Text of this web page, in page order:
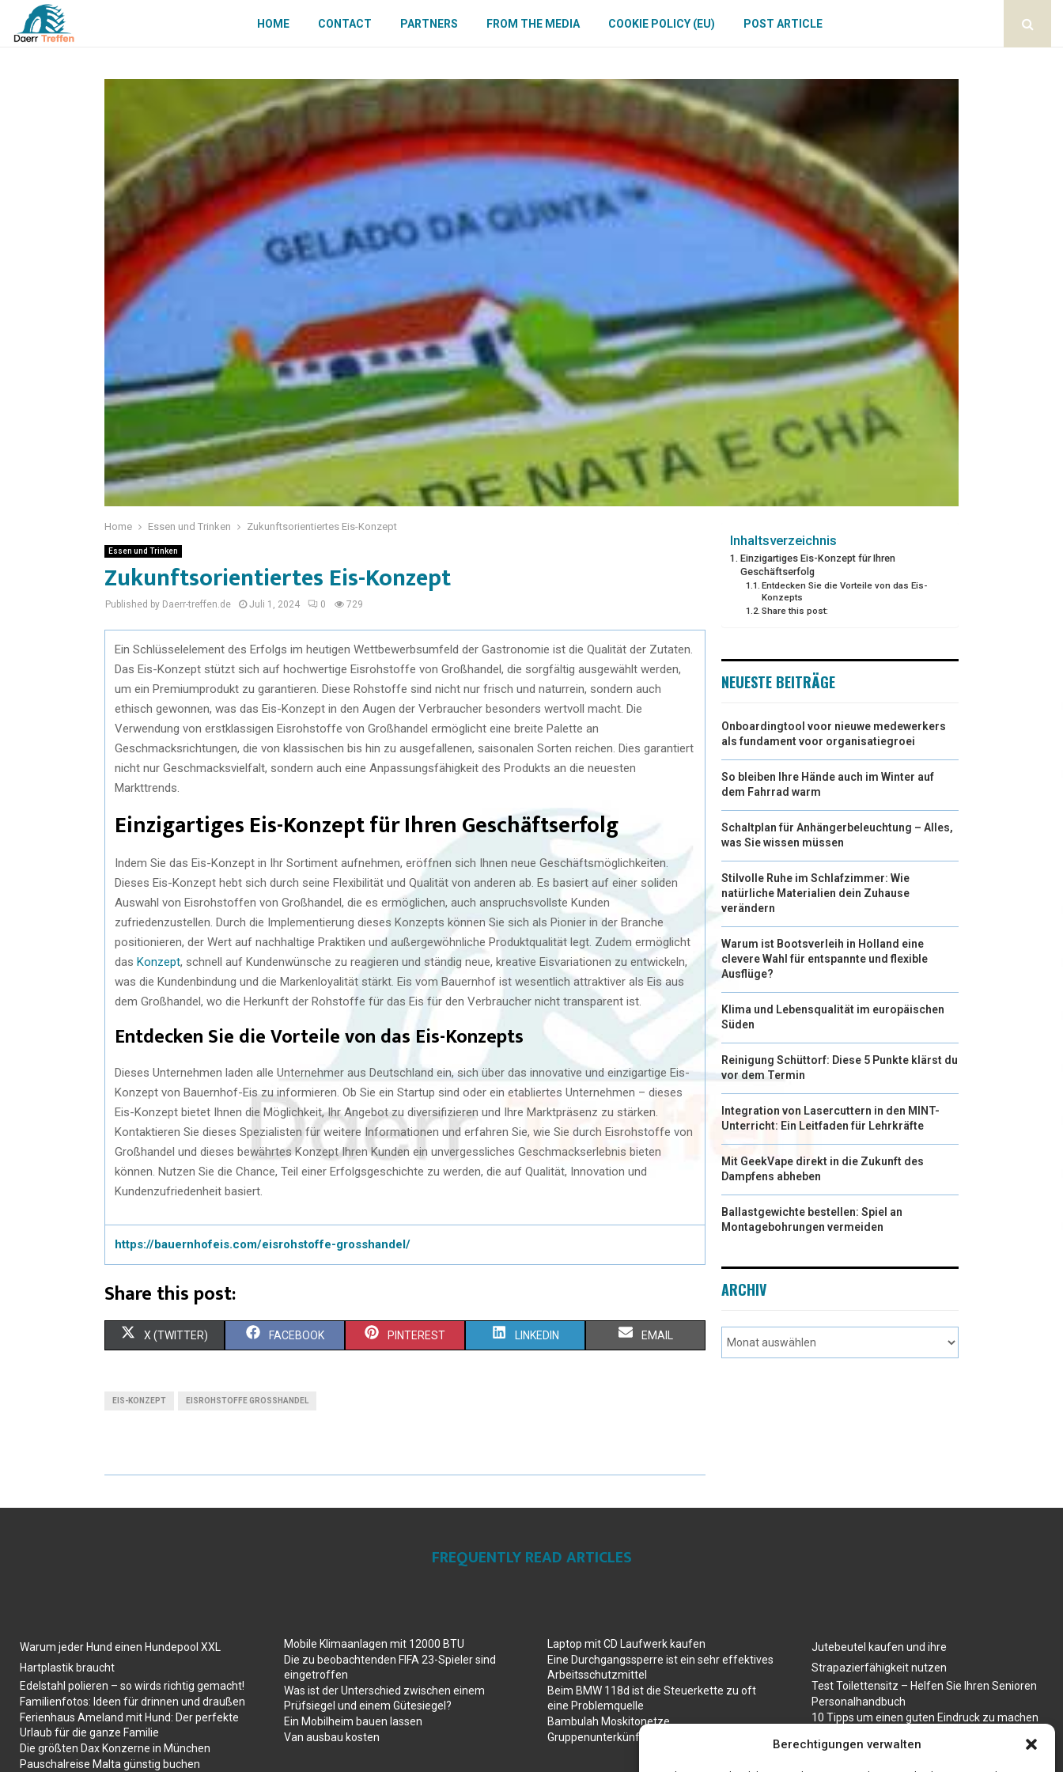
Berechtigungen verwalten
HOME CONTACT PARTNERS FROM THE MEDIA COOKIE POLICY (EU) POST ARTICLE
Home Essen und Trinken Zukunftsorientiertes Eis-Konzept
Essen und Trinken
Zukunftsorientiertes Eis-Konzept
Published by Daerr-treffen.de Juli 1, 2024 0 729
Ein Schlüsselelement des Erfolgs im heutigen Wettbewerbsumfeld der Gastronomie ist die Qualität der Zutaten.
Das Eis-Konzept stützt sich auf hochwertige Eisrohstoffe von Großhandel, die sorgfältig ausgewählt werden,
um ein Premiumprodukt zu garantieren. Diese Rohstoffe sind nicht nur frisch und naturrein, sondern auch
ethisch gewonnen, was das Eis-Konzept in den Augen der Verbraucher besonders wertvoll macht. Die
Verwendung von erstklassigen Eisrohstoffe von Großhandel ermöglicht eine breite Palette an
Geschmacksrichtungen, die von klassischen bis hin zu ausgefallenen, saisonalen Sorten reichen. Dies garantiert
nicht nur Geschmacksvielfalt, sondern auch eine Anpassungsfähigkeit des Produkts an die neuesten
Markttrends.
Einzigartiges Eis-Konzept für Ihren Geschäftserfolg
Indem Sie das Eis-Konzept in Ihr Sortiment aufnehmen, eröffnen sich Ihnen neue Geschäftsmöglichkeiten.
Dieses Eis-Konzept hebt sich durch seine Flexibilität und Qualität von anderen ab. Es basiert auf einer soliden
Auswahl von Eisrohstoffen von Großhandel, die es ermöglichen, auch anspruchsvollste Kunden
zufriedenzustellen. Durch die Implementierung dieses Konzepts können Sie sich als Pionier in der Branche
positionieren, der Wert auf nachhaltige Praktiken und außergewöhnliche Produktqualität legt. Zudem ermöglicht
das Konzept, schnell auf Kundenwünsche zu reagieren und ständig neue, kreative Eisvariationen zu entwickeln,
was die Kundenbindung und die Markenloyalität stärkt. Eis vom Bauernhof ist wesentlich attraktiver als Eis aus
dem Großhandel, wo die Herkunft der Rohstoffe für das Eis für den Verbraucher nicht transparent ist.
Entdecken Sie die Vorteile von das Eis-Konzepts
Dieses Unternehmen laden alle Unternehmer aus Deutschland ein, sich über das innovative und einzigartige Eis-
Konzept von Bauernhof-Eis zu informieren. Ob Sie ein Startup sind oder ein etabliertes Unternehmen – dieses
Eis-Konzept bietet Ihnen die Möglichkeit, Ihr Angebot zu diversifizieren und Ihre Marktpräsenz zu stärken.
Kontaktieren Sie dieses Spezialisten für weitere Informationen und erfahren Sie, wie Sie durch Eisrohstoffe von
Großhandel und dieses bewährtes Konzept Ihren Kunden ein unvergessliches Geschmackserlebnis bieten
können. Nutzen Sie die Chance, Teil einer Erfolgsgeschichte zu werden, die auf Qualität, Innovation und
Kundenzufriedenheit basiert.
https://bauernhofeis.com/eisrohstoffe-grosshandel/
Share this post:
X (TWITTER) FACEBOOK PINTEREST LINKEDIN EMAIL
EIS-KONZEPT EISROHSTOFFE GROSSHANDEL
Inhaltsverzeichnis
Einzigartiges Eis-Konzept für Ihren
Geschäftserfolg
Entdecken Sie die Vorteile von das Eis-
Konzepts
Share this post:
NEUESTE BEITRÄGE
Onboardingtool voor nieuwe medewerkers
als fundament voor organisatiegroei
So bleiben Ihre Hände auch im Winter auf
dem Fahrrad warm
Schaltplan für Anhängerbeleuchtung – Alles,
was Sie wissen müssen
Stilvolle Ruhe im Schlafzimmer: Wie
natürliche Materialien dein Zuhause
verändern
Warum ist Bootsverleih in Holland eine
clevere Wahl für entspannte und flexible
Ausflüge?
Klima und Lebensqualität im europäischen
Süden
Reinigung Schüttorf: Diese 5 Punkte klärst du
vor dem Termin
Integration von Lasercuttern in den MINT-
Unterricht: Ein Leitfaden für Lehrkräfte
Mit GeekVape direkt in die Zukunft des
Dampfens abheben
Ballastgewichte bestellen: Spiel an
Montagebohrungen vermeiden
ARCHIV
FREQUENTLY READ ARTICLES
Warum jeder Hund einen Hundepool XXL
Hartplastik braucht
Edelstahl polieren – so wirds richtig gemacht!
Familienfotos: Ideen für drinnen und draußen
Ferienhaus Ameland mit Hund: Der perfekte
Urlaub für die ganze Familie
Die größten Dax Konzerne in München
Pauschalreise Malta günstig buchen
Mobile Klimaanlagen mit 12000 BTU
Die zu beobachtenden FIFA 23-Spieler sind
eingetroffen
Was ist der Unterschied zwischen einem
Prüfsiegel und einem Gütesiegel?
Ein Mobilheim bauen lassen
Van ausbau kosten
Laptop mit CD Laufwerk kaufen
Eine Durchgangssperre ist ein sehr effektives
Arbeitsschutzmittel
Beim BMW 118d ist die Steuerkette zu oft
eine Problemquelle
Bambulah Moskitonetze
Gruppenunterkünfte in Holland
Jutebeutel kaufen und ihre
Strapazierfähigkeit nutzen
Test Toilettensitz – Helfen Sie Ihren Senioren
Personalhandbuch
10 Tipps um einen guten Eindruck zu machen